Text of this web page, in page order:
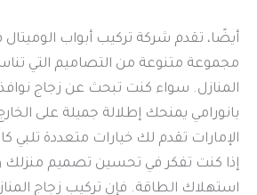
أيضًا، تقدم شركة تركيب أبواب
مجموعة متنوعة من التصاميم التي
المنازل. سواء كنت تبحث عن زجاج
بانورامي يمنحك إطلالة جميلة على
الإمارات تقدم لك خيارات متعددة تلبي
إذا كنت تفكر في تحسين تصميم منزلك
استهلاك الطاقة. فإن تركيب زجاج